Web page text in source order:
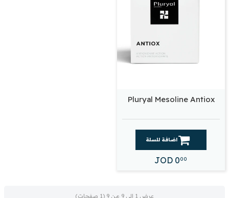
Pluryal Mesoline Antiox
اضافة للسلة
JOD 000
عرض 1 الى 9 من 9 (1 صفحات)